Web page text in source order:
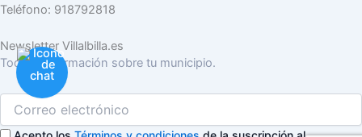
Teléfono: 918792818
Newsletter Villalbilla.es
Toda la información sobre tu municipio.